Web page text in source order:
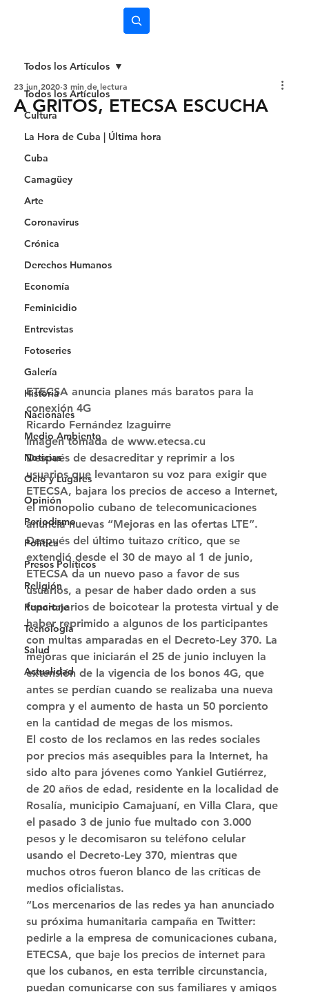
Todos los Artículos
Cultura
La Hora de Cuba | Última hora
Cuba
Camagüey
Arte
Coronavirus
Crónica
Derechos Humanos
Economía
Feminicidio
Entrevistas
Fotoseries
Galería
Historia
Nacionales
Medio Ambiente
Noticias
Ocio y Lugares
Opinión
Periodismo
Política
Presos Políticos
Religión
Reportaje
Tecnología
Salud
Actualidad
Todos los Artículos
A GRITOS, ETECSA ESCUCHA
23 jun 2020 3 min de lectura
ETECSA anuncia planes más baratos para la
conexión 4G
Ricardo Fernández Izaguirre
Imagen tomada de www.etecsa.cu
Después de desacreditar y reprimir a los
usuarios que levantaron su voz para exigir que
ETECSA, bajara los precios de acceso a Internet,
el monopolio cubano de telecomunicaciones
anuncia nuevas “Mejoras en las ofertas LTE”.
Después del último tuitazo crítico, que se
extendió desde el 30 de mayo al 1 de junio,
ETECSA da un nuevo paso a favor de sus
usuarios, a pesar de haber dado orden a sus
funcionarios de boicotear la protesta virtual y de
haber reprimido a algunos de los participantes
con multas amparadas en el Decreto-Ley 370. La
mejoras que iniciarán el 25 de junio incluyen la
extensión de la vigencia de los bonos 4G, que
antes se perdían cuando se realizaba una nueva
compra y el aumento de hasta un 50 porciento
en la cantidad de megas de los mismos.
El costo de los reclamos en las redes sociales
por precios más asequibles para la Internet, ha
sido alto para jóvenes como Yankiel Gutiérrez,
de 20 años de edad, residente en la localidad de
Rosalía, municipio Camajuaní, en Villa Clara, que
el pasado 3 de junio fue multado con 3.000
pesos y le decomisaron su teléfono celular
usando el Decreto-Ley 370, mientras que
muchos otros fueron blanco de las críticas de
medios oficialistas.
“Los mercenarios de las redes ya han anunciado
su próxima humanitaria campaña en Twitter:
pedirle a la empresa de comunicaciones cubana,
ETECSA, que baje los precios de internet para
que los cubanos, en esta terrible circunstancia,
puedan comunicarse con sus familiares y amigos